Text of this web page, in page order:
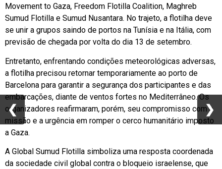
Movement to Gaza, Freedom Flotilla Coalition, Maghreb
Sumud Flotilla e Sumud Nusantara. No trajeto, a flotilha deve
se unir a grupos saindo de portos na Tunísia e na Itália, com
previsão de chegada por volta do dia 13 de setembro.
Entretanto, enfrentando condições meteorológicas adversas,
a flotilha precisou retornar temporariamente ao porto de
Barcelona para garantir a segurança dos participantes e das
embarcações, diante de ventos fortes no Mediterrâneo. Os
organizadores reafirmaram, porém, seu compromisso com a
missão e a urgência em romper o cerco humanitário imposto
a Gaza.
A Global Sumud Flotilla simboliza uma resposta coordenada
da sociedade civil global contra o bloqueio israelense, que
❮ ❯
❮ ❯